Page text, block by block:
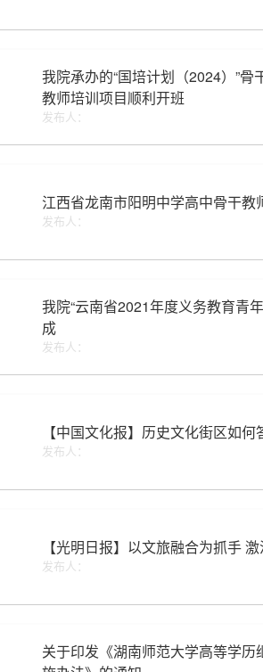
我院承办的“国培计划（2024）”
教师培训项目顺利开班
发布人：
江西省龙南市阳明中学高中骨干
发布人：
我院“云南省2021年度义务教育青
成
发布人：
【中国文化报】历史文化街区如
发布人：
【光明日报】以文旅融合为抓手
发布人：
关于印发《湖南师范大学高等学